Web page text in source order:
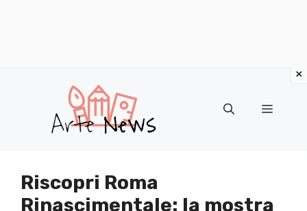
contenuto
Menu
Riscopri Roma
Rinascimentale: la mostra
×